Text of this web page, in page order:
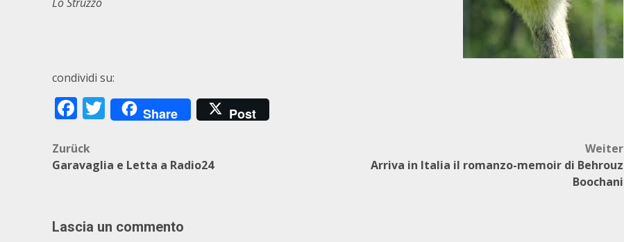
condividi su:
Facebook
Twitter
Share Post
Beitragsnavigation
Zurück
Garavaglia e Letta a Radio24
Weiter
Arriva in Italia il romanzo-memoir di Behrouz
Boochani
Lascia un commento